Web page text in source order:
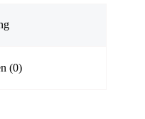
(0)